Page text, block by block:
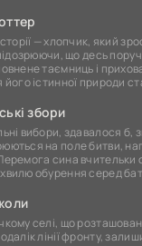
— хлопчик, який
що десь
таємниць і
його істинної природи
збори
вибори, здавалося б,
на поле битви,
сина вчительки
обурення серед
селі, що
лінії фронту,